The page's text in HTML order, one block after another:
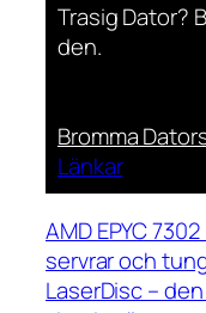
Trasig Dator?
den.
Bromma
Länkar
AMD EPYC
servrar och
LaserDisc –